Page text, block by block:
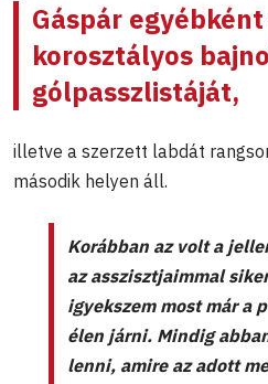
Gáspár
korosztályos
gólpasszlistáját,
illetve a szerzett labdát
második helyen áll.
Korábban az volt a
az asszisztjaimmal
igyekszem most már a
élen járni. Mindig
lenni, amire az adott